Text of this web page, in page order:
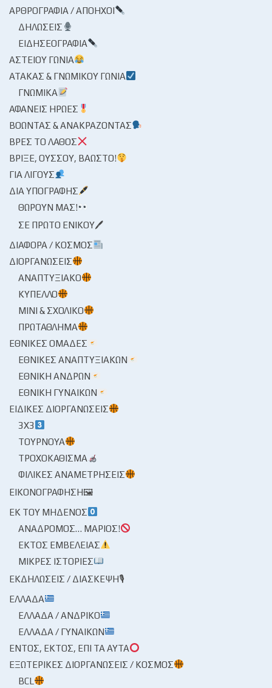
ΑΡΘΡΟΓΡΑΦΊΑ / ΑΠΌΗΧΟΙ
ΔΗΛΏΣΕΙΣ
ΕΙΔΗΣΕΟΓΡΑΦΊΑ
ΑΣΤΕΊΟΥ ΓΩΝΊΑ
ΑΤΆΚΑΣ & ΓΝΩΜΙΚΟΎ ΓΩΝΊΑ
ΓΝΩΜΙΚΆ
ΑΦΑΝΕΊΣ ΉΡΩΕΣ
ΒΟΏΝΤΑΣ & ΑΝΑΚΡΆΖΟΝΤΑΣ
ΒΡΕΣ ΤΟ ΛΆΘΟΣ
ΒΡΊΞΕ, ΟΎΣΣΟΥ, ΒΆΩΣΤΟ!
ΓΙΑ ΛΊΓΟΥΣ
ΔΙΑ ΥΠΟΓΡΑΦΉΣ
ΘΩΡΟΎΝ ΜΑΣ!
ΣΕ ΠΡΏΤΟ ΕΝΙΚΟΎ🖊
ΔΙΆΦΟΡΑ / ΚΌΣΜΟΣ
ΔΙΟΡΓΑΝΏΣΕΙΣ
ΑΝΑΠΤΥΞΙΑΚΌ
ΚΎΠΕΛΛΟ
ΜΊΝΙ & ΣΧΟΛΙΚΌ
ΠΡΩΤΆΘΛΗΜΑ
ΕΘΝΙΚΈΣ ΟΜΆΔΕΣ
ΕΘΝΙΚΈΣ ΑΝΑΠΤΥΞΙΑΚΏΝ
ΕΘΝΙΚΉ ΑΝΔΡΏΝ
ΕΘΝΙΚΉ ΓΥΝΑΙΚΏΝ
ΕΙΔΙΚΈΣ ΔΙΟΡΓΑΝΏΣΕΙΣ
3X3
ΤΟΥΡΝΟΥΆ
ΤΡΟΧΟΚΆΘΙΣΜΑ
ΦΙΛΙΚΈΣ ΑΝΑΜΕΤΡΉΣΕΙΣ
ΕΙΚΟΝΟΓΡΆΦΗΣΗ🖼
ΕΚ ΤΟΥ ΜΗΔΕΝΌΣ
ΑΝΆΔΡΟΜΟΣ… ΜΆΡΙΟΣ!
ΕΚΤΌΣ ΕΜΒΈΛΕΙΑΣ
ΜΙΚΡΈΣ ΙΣΤΟΡΊΕΣ
ΕΚΔΗΛΏΣΕΙΣ / ΔΙΆΣΚΕΨΗ🎙
ΕΛΛΆΔΑ
ΕΛΛΆΔΑ / ΑΝΔΡΙΚΌ
ΕΛΛΆΔΑ / ΓΥΝΑΙΚΏΝ
ΕΝΤΌΣ, ΕΚΤΌΣ, ΕΠΊ ΤΑ ΑΥΤΆ
ΕΞΩΤΕΡΙΚΈΣ ΔΙΟΡΓΑΝΏΣΕΙΣ / ΚΌΣΜΟΣ
BCL